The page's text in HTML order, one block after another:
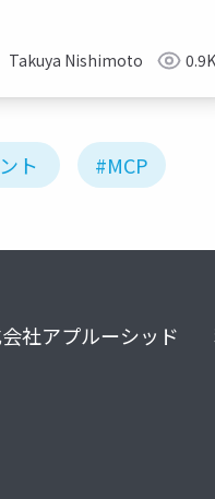
Takuya Nishimoto 0.9K
ト #MCP
社アプルーシッド